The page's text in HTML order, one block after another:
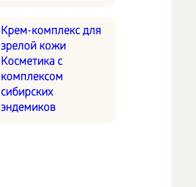
Крем-комплекс для
зрелой кожи
Косметика с
комплексом
сибирских
эндемиков